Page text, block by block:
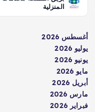
المنزلية
أغسطس 2026
يوليو 2026
يونيو 2026
مايو 2026
أبريل 2026
مارس 2026
فبراير 2026